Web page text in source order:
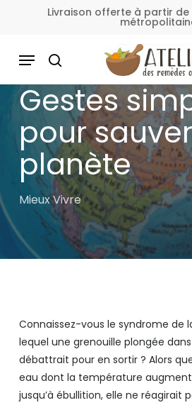
content
Livraison offerte à partir de
SEARCH
MENU
Gestes
pour
planète
Mieux Vivre
Connaissez-vous le syndrome de
lequel une grenouille plongée
débattrait pour en sortir ? Alors
eau dont la température
jusqu’à ébullition, elle ne réagirait